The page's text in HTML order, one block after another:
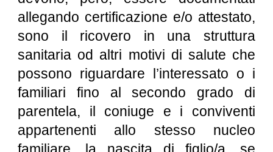
allegando certificazione e/o attestato,
sono il ricovero in una struttura
sanitaria od altri motivi di salute che
possono riguardare l’interessato o i
familiari fino al secondo grado di
parentela, il coniuge e i conviventi
appartenenti allo stesso nucleo